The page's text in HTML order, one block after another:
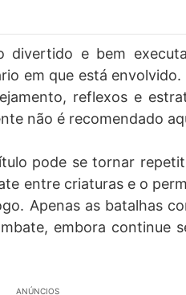
divertido e bem
em que está
reflexos e
não é recomendado
pode se tornar
entre criaturas e o
Apenas as batalhas
embora continue
ANÚNCIOS